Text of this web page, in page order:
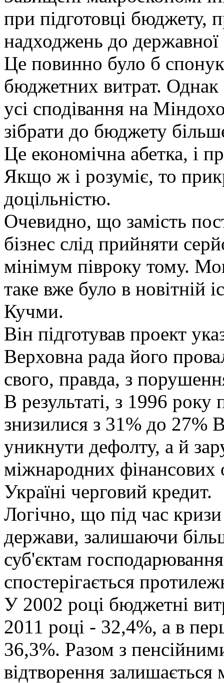
при підготовці бюджету,
надходжень до державної
Це повинно було б
бюджетних витрат. Однак
усі сподівання на
зібрати до бюджету
Це економічна абетка, і
Якщо ж і розуміє, то
доцільністю.
Очевидно, що замість
бізнес слід прийняти
мінімум півроку тому.
таке вже було в новітній
Кучми.
Він підготував проект
Верховна рада його
свого, правда, з
В результаті, з 1996
знизилися з 31% до 27%
уникнути дефолту, а й
міжнародних фінансових
Україні черговий кредит.
Логічно, що під час
держави, залишаючи
суб'єктам
спостерігається
У 2002 році бюджетні
2011 році - 32,4%, а в
36,3%. Разом з
відтворення